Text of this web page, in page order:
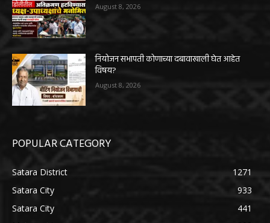
August 8, 2026
नियोजन सभापती कोणाच्या दबावाखाली घेत आहेत
विषय?
August 8, 2026
POPULAR CATEGORY
Satara District
1271
Satara City
933
Satara City
441